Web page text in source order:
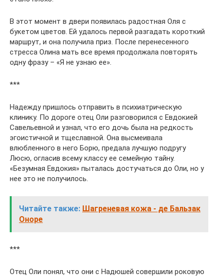
В этот момент в двери появилась радостная Оля с
букетом цветов. Ей удалось первой разгадать короткий
маршрут, и она получила приз. После перенесенного
стресса Олина мать все время продолжала повторять
одну фразу – «Я не узнаю ее».
***
Надежду пришлось отправить в психиатрическую
клинику. По дороге отец Оли разговорился с Евдокией
Савельевной и узнал, что его дочь была на редкость
эгоистичной и тщеславной. Она высмеивала
влюбленного в него Борю, предала лучшую подругу
Люсю, огласив всему классу ее семейную тайну.
«Безумная Евдокия» пыталась достучаться до Оли, но у
нее это не получилось.
Читайте также: Шагреневая кожа - де Бальзак
Оноре
***
Отец Оли понял, что они с Надюшей совершили роковую